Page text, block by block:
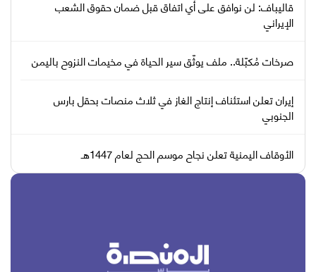
قاليباف: لن نوافق على أي اتفاق قبل ضمان حقوق الشعب
الإيراني
صرخات مُكبّلة.. ملف يوثّق سير الحياة في مخيمات النزوح باليمن
إيران تعلن استئناف إنتاج الغاز في ثلاث منصات بحقل بارس
الجنوبي
الأوقاف اليمنية تعلن نجاح موسم الحج لعام 1447هـ